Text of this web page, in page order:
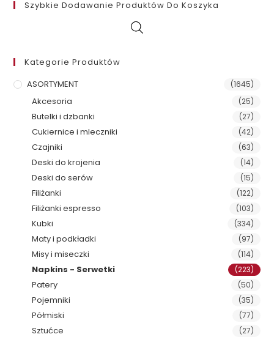
Szybkie Dodawanie Produktów Do Koszyka
Kategorie Produktów
ASORTYMENT
(1645)
Akcesoria (25)
Butelki i dzbanki (27)
Cukiernice i mleczniki (42)
Czajniki (63)
Deski do krojenia (14)
Deski do serów (15)
Filiżanki (122)
Filiżanki espresso (103)
Kubki (334)
Maty i podkładki (97)
Misy i miseczki (114)
Napkins - Serwetki (223)
Patery (50)
Pojemniki (35)
Półmiski (77)
Sztućce (27)